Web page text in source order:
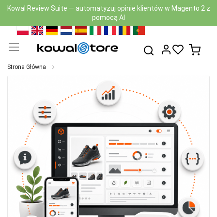
Kowal Review Suite — automatyzuj opinie klientów w Magento 2 z
pomocą AI
Przejdź
treści
PL EN DE NL ES IT FR RO
PT
Szukaj
Mój
Strona Główna